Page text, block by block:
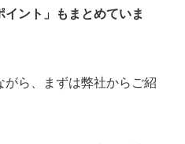
ント」もまとめていま
ら、まずは弊社からご紹